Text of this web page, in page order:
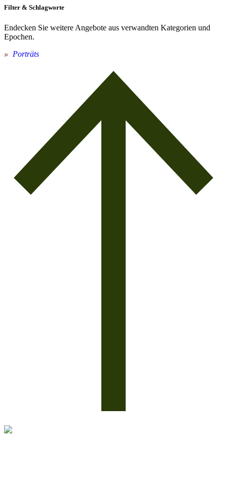
Filter & Schlagworte
Endecken Sie weitere Angebote aus verwandten Kategorien und
Epochen.
Porträts